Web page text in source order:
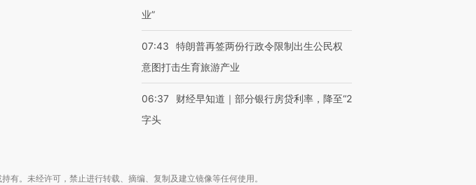
业”
07:43
特朗普再签两份行政令限制出生公民权
意图打击生育旅游产业
06:37
财经早知道｜部分银行房贷利率，降至“2
字头
有。未经许可，禁止进行转载、摘编、复制及建立镜像等任何使用。